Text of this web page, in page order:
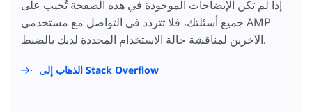
إذا لم تكن الإيضاحات الموجودة في هذه الصفحة تُجيب على
جميع أسئلتك، فلا تتردد في التواصل مع مستخدمي AMP
الآخرين لمناقشة حالة الاستخدام المحددة لديك بالضبط.
الذهاب إلى Stack Overflow